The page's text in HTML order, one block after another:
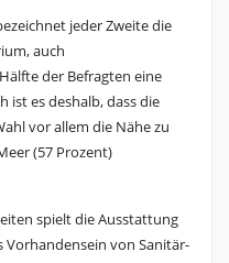
jeder Zweite die
auch
der Befragten eine
ist es deshalb, dass die
vor allem die Nähe zu
(57 Prozent)
spielt die Ausstattung
Vorhandensein von Sanitär-